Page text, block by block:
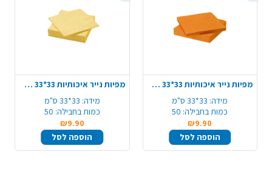
מפיות נייר איכותיות 33*33 ס"מ 50 יח' - כתום
מידה: 33*33 ס"מ
כמות בחבילה: 50
₪9.90
הוספה לסל
מפיות נייר איכותיות 33*33 ס"מ 50 יח' - צהוב בהיר
מידה: 33*33 ס"מ
כמות בחבילה: 50
₪9.90
הוספה לסל